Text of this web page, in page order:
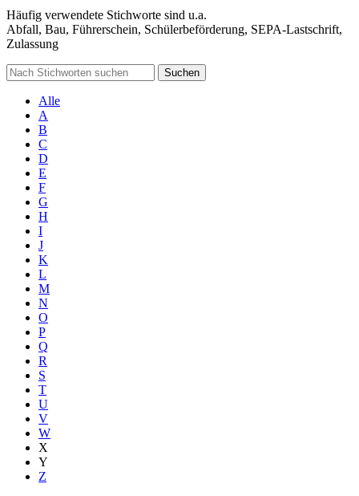
Häufig verwendete Stichworte sind u.a.
Abfall, Bau, Führerschein, Schülerbeförderung, SEPA-Lastschrift,
Zulassung
Suchen
Alle
A
B
C
D
E
F
G
H
I
J
K
L
M
N
O
P
Q
R
S
T
U
V
W
X
Y
Z